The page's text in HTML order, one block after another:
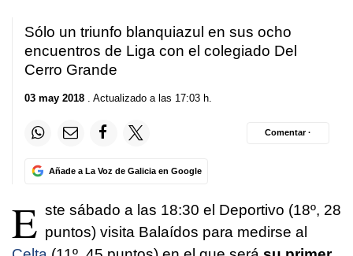
Sólo un triunfo blanquiazul en sus ocho
encuentros de Liga con el colegiado Del
Cerro Grande
03 may 2018 . Actualizado a las 17:03 h.
Añade a La Voz de Galicia en Google
Comentar ·
E ste sábado a las 18:30 el Deportivo (18º, 28
puntos) visita Balaídos para medirse al